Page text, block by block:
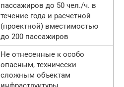
пассажиров до 50 чел./ч. в
течение года и расчетной
(проектной) вместимостью
до 200 пассажиров
Не отнесенные к особо
опасным, технически
сложным объектам